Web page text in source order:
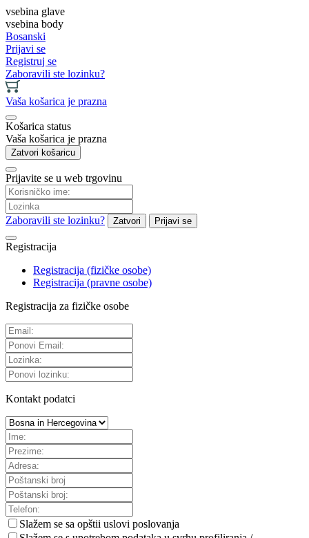
vsebina glave
vsebina body
Bosanski
Prijavi se
Registruj se
Zaboravili ste lozinku?
Vaša košarica je prazna
Košarica status
Vaša košarica je prazna
Zatvori košaricu
Prijavite se u web trgovinu
Zaboravili ste lozinku? Zatvori Prijavi se
Registracija
Registracija (fizičke osobe)
Registracija (pravne osobe)
Registracija za fizičke osobe
Kontakt podatci
Slažem se sa opštii uslovi poslovanja